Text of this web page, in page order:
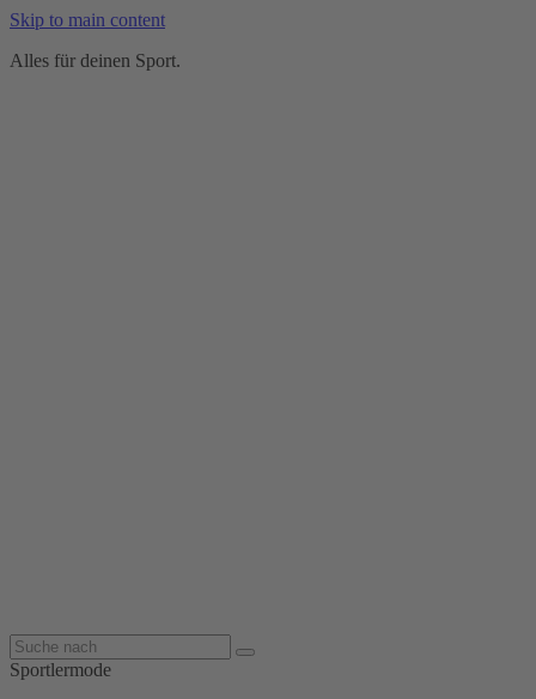
Skip to main content
Alles für deinen Sport.
Sportlermode